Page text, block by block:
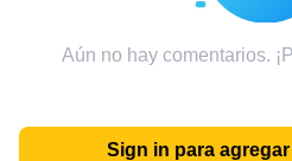
Aún no hay comentarios.
Sign in para